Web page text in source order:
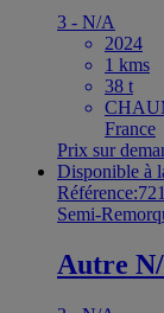
3 - N/A
2024
1 kms
38 t
France
Prix sur
Disponible à
Semi-
Autre